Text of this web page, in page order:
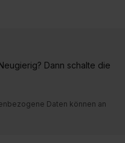
Dann schalte die
Daten können an